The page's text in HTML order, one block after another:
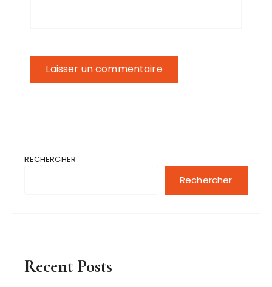
RECHERCHER
Rechercher
Recent Posts